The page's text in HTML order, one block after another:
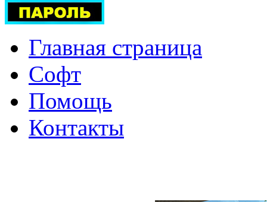
Главная страница
Софт
Помощь
Контакты